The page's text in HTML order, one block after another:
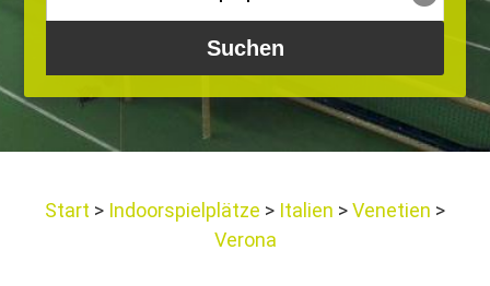
Start Indoorspielplätze Italien
Venetien
Verona